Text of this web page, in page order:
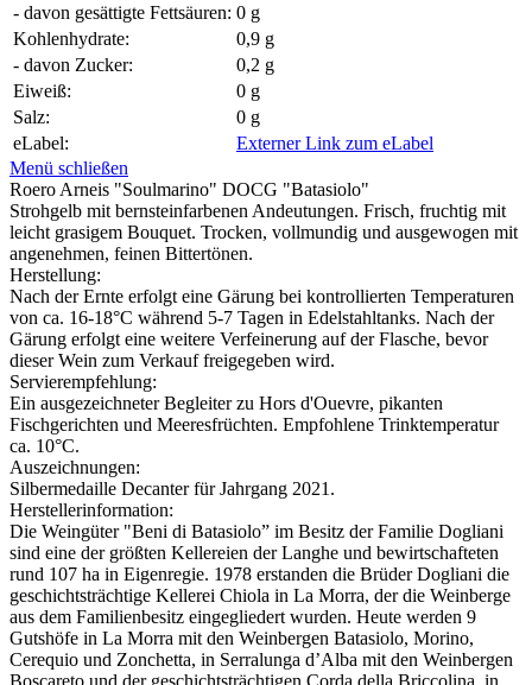
- davon gesättigte Fettsäuren: 0 g
Kohlenhydrate:
0,9 g
- davon Zucker:
0,2 g
Eiweiß:
0 g
Salz:
0 g
eLabel:
Externer Link zum eLabel
Menü schließen
Roero Arneis "Soulmarino" DOCG "Batasiolo"
Strohgelb mit bernsteinfarbenen Andeutungen. Frisch, fruchtig mit
leicht grasigem Bouquet. Trocken, vollmundig und ausgewogen mit
angenehmen, feinen Bittertönen.
Herstellung:
Nach der Ernte erfolgt eine Gärung bei kontrollierten Temperaturen
von ca. 16-18°C während 5-7 Tagen in Edelstahltanks. Nach der
Gärung erfolgt eine weitere Verfeinerung auf der Flasche, bevor
dieser Wein zum Verkauf freigegeben wird.
Servierempfehlung:
Ein ausgezeichneter Begleiter zu Hors d'Ouevre, pikanten
Fischgerichten und Meeresfrüchten. Empfohlene Trinktemperatur
ca. 10°C.
Auszeichnungen:
Silbermedaille Decanter für Jahrgang 2021.
Herstellerinformation:
Die Weingüter "Beni di Batasiolo” im Besitz der Familie Dogliani
sind eine der größten Kellereien der Langhe und bewirtschafteten
rund 107 ha in Eigenregie. 1978 erstanden die Brüder Dogliani die
geschichtsträchtige Kellerei Chiola in La Morra, der die Weinberge
aus dem Familienbesitz eingegliedert wurden. Heute werden 9
Gutshöfe in La Morra mit den Weinbergen Batasiolo, Morino,
Cerequio und Zonchetta, in Serralunga d’Alba mit den Weinbergen
Boscareto und der geschichtsträchtigen Corda della Briccolina, in